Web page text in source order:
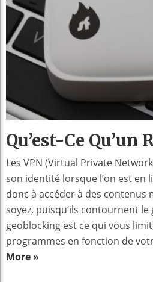
Qu’est-Ce Qu’un
Les VPN (Virtual Private
son identité lorsque l’on est en
donc à accéder à des contenus
soyez, puisqu’ils contournent le
geoblocking est ce qui vous
programmes en fonction de
More »